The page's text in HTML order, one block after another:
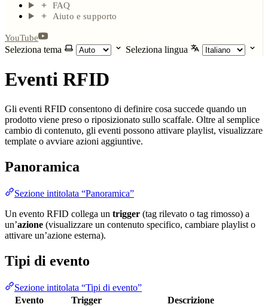
FAQ
Aiuto e supporto
YouTube
Seleziona tema Seleziona lingua
Eventi RFID
Gli eventi RFID consentono di definire cosa succede quando un
prodotto viene preso o riposizionato sullo scaffale. Oltre al semplice
cambio di contenuto, gli eventi possono attivare playlist, visualizzare
template o avviare azioni aggiuntive.
Panoramica
Sezione intitolata “Panoramica”
Un evento RFID collega un trigger (tag rilevato o tag rimosso) a
un’azione (visualizzare un contenuto specifico, cambiare playlist o
attivare un’azione esterna).
Tipi di evento
Sezione intitolata “Tipi di evento”
Evento
Trigger
Descrizione